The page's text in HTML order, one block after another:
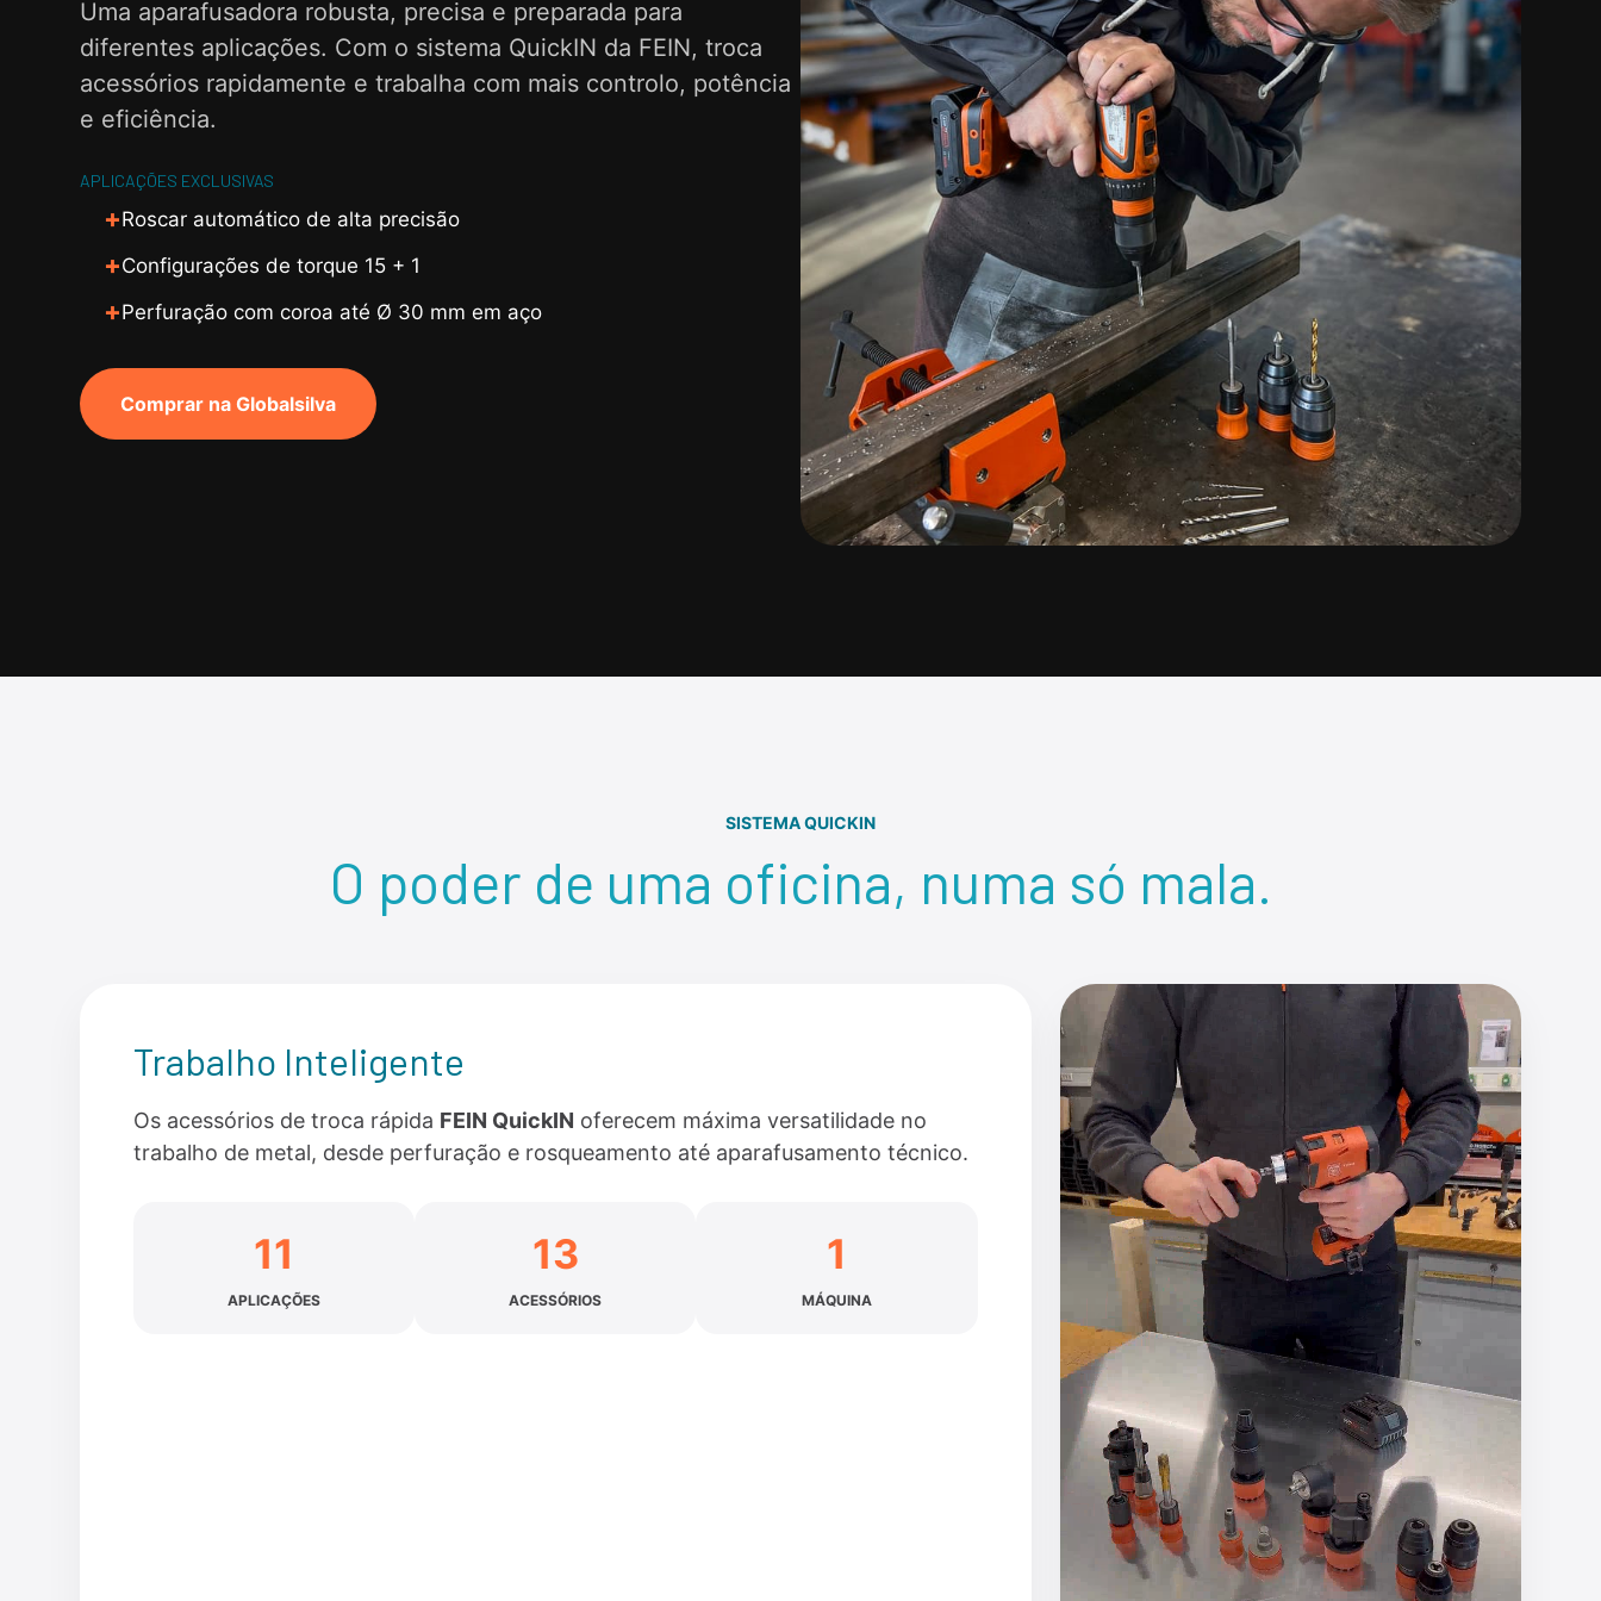
Uma aparafusadora robusta, precisa e preparada para
diferentes aplicações. Com o sistema QuickIN da FEIN, troca
acessórios rapidamente e trabalha com mais controlo, potência
e eficiência.
APLICAÇÕES EXCLUSIVAS
Roscar automático de alta precisão
Configurações de torque 15 + 1
Perfuração com coroa até Ø 30 mm em aço
Comprar na Globalsilva
SISTEMA QUICKIN
O poder de uma oficina, numa só mala.
Trabalho Inteligente
Os acessórios de troca rápida FEIN QuickIN oferecem máxima versatilidade no
trabalho de metal, desde perfuração e rosqueamento até aparafusamento técnico.
11
APLICAÇÕES
13
ACESSÓRIOS
1
MÁQUINA